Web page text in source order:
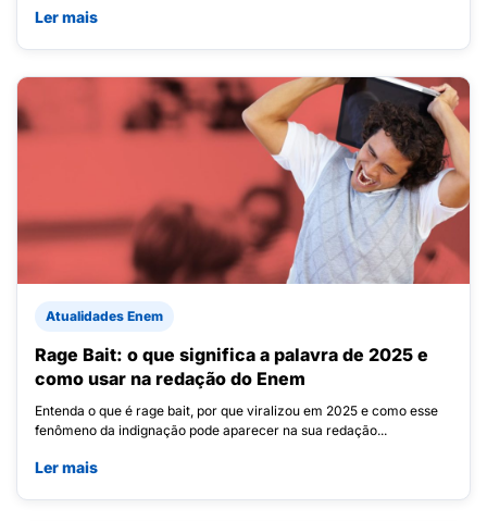
Ler mais
Atualidades Enem
Rage Bait: o que significa a palavra de 2025 e
como usar na redação do Enem
Entenda o que é rage bait, por que viralizou em 2025 e como esse
fenômeno da indignação pode aparecer na sua redação...
Ler mais